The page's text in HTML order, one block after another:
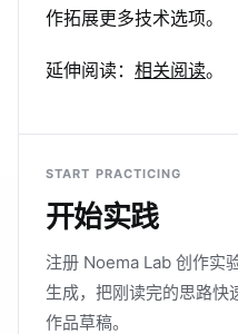
作拓展更多技术选项。
延伸阅读： 相关阅读。
START PRACTICING
开始实践
注册 Noema Lab 创作实
生成，把刚读完的思路快
作品草稿。